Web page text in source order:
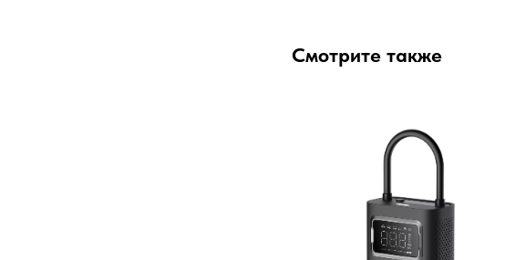
Смотрите также